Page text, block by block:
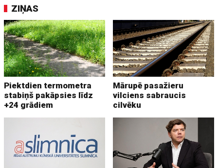
ZIŅAS
Piektdien termometra
stabiņš pakāpsies līdz
+24 grādiem
Mārupē pasažieru
vilciens sabraucis
cilvēku